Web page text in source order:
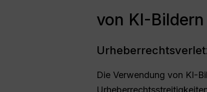
von KI-Bildern
Die Verwendung von KI-